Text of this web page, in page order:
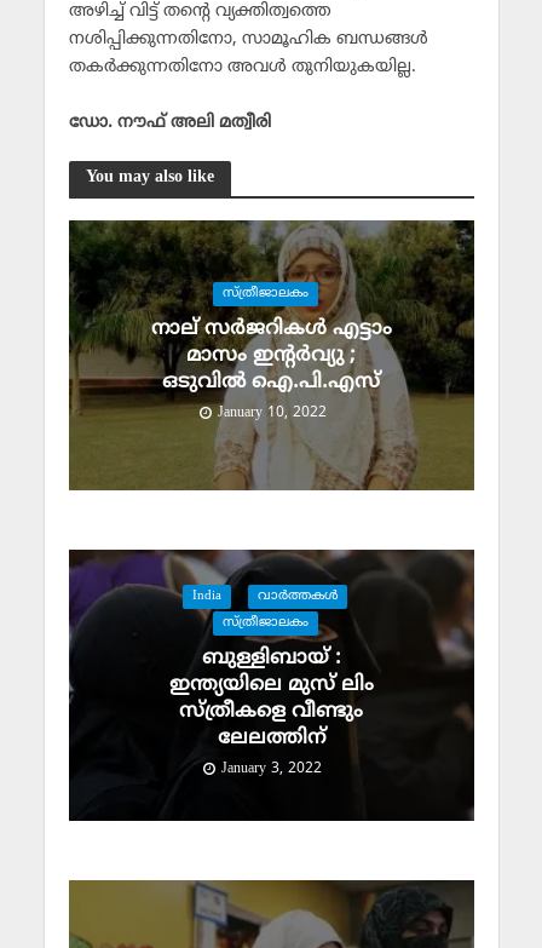
അഴിച്ച് വിട്ട് തന്റെ വ്യക്തിത്വത്തെ
നശിപ്പിക്കുന്നതിനോ, സാമൂഹിക ബന്ധങ്ങള്‍
തകര്‍ക്കുന്നതിനോ അവള്‍ തുനിയുകയില്ല.
ഡോ. നൗഫ് അലി മത്വീരി
You may also like
സ്ത്രീജാലകം
നാല് സർജറികൾ എട്ടാം
മാസം ഇന്റർവ്യു ;
ഒടുവിൽ ഐ.പി.എസ്
January 10, 2022
India
വാര്‍ത്തകള്‍
സ്ത്രീജാലകം
ബുള്ളിബായ് :
ഇന്ത്യയിലെ മുസ് ലിം
സ്ത്രീകളെ വീണ്ടും
ലേലത്തിന്
January 3, 2022